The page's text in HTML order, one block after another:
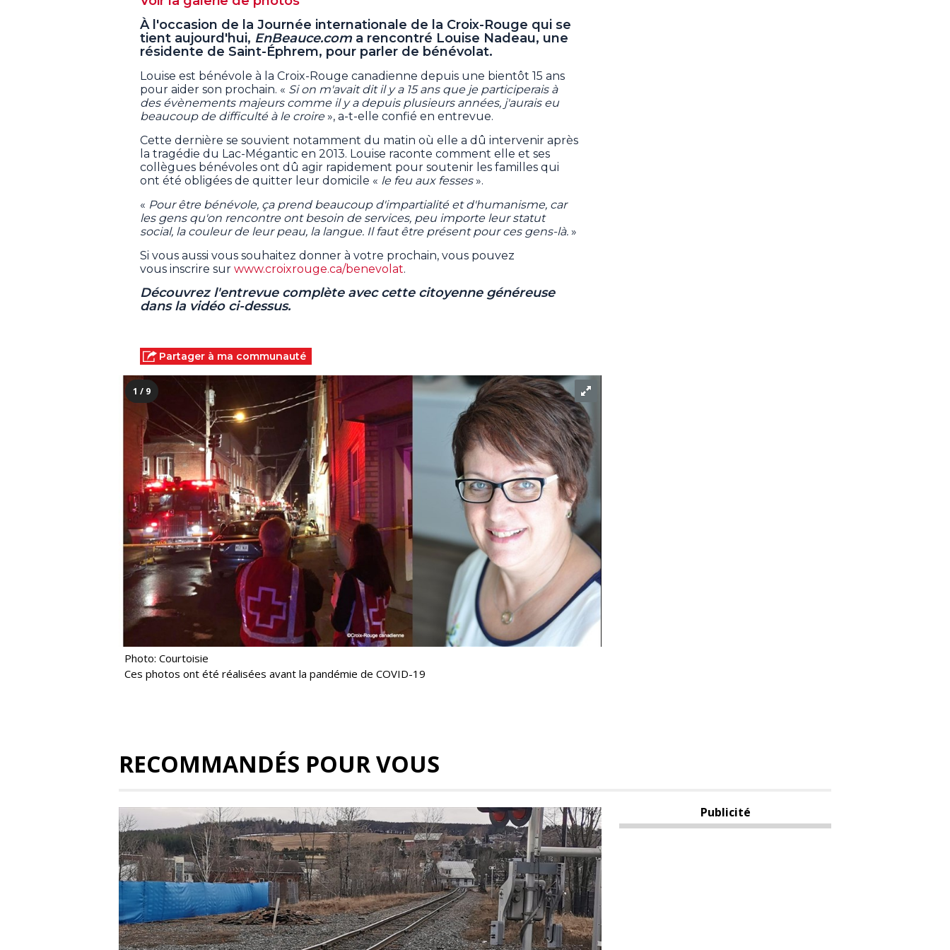
À l'occasion de la Journée internationale de la Croix-Rouge qui se
tient aujourd'hui, EnBeauce.com a rencontré Louise Nadeau, une
résidente de Saint-Éphrem, pour parler de bénévolat.
Louise est bénévole à la Croix-Rouge canadienne depuis une bientôt 15 ans
pour aider son prochain. « Si on m'avait dit il y a 15 ans que je participerais à
des évènements majeurs comme il y a depuis plusieurs années, j'aurais eu
beaucoup de difficulté à le croire», a-t-elle confié en entrevue.
Cette dernière se souvient notamment du matin où elle a dû intervenir après
la tragédie du Lac-Mégantic en 2013. Louise raconte comment elle et ses
collègues bénévoles ont dû agir rapidement pour soutenir les familles qui
ont été obligées de quitter leur domicile « le feu aux fesses».
« Pour être bénévole, ça prend beaucoup d'impartialité et d'humanisme, car
les gens qu'on rencontre ont besoin de services, peu importe leur statut
social, la couleur de leur peau, la langue. Il faut être présent pour ces gens-là. »
Si vous aussi vous souhaitez donner à votre prochain, vous pouvez
vous inscrire sur www.croixrouge.ca/benevolat.
Découvrez l'entrevue complète avec cette citoyenne généreuse
dans la vidéo ci-dessus.
Partager à ma communauté
1 / 9
Photo: Courtoisie
Ces photos ont été réalisées avant la pandémie de COVID-19
RECOMMANDÉS POUR VOUS
Publicité